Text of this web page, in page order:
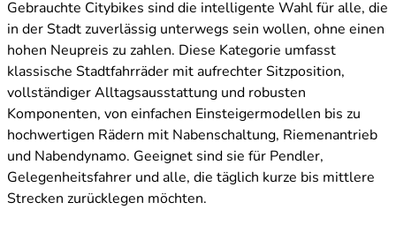
Gebrauchte Citybikes sind die intelligente Wahl für alle, die
in der Stadt zuverlässig unterwegs sein wollen, ohne einen
hohen Neupreis zu zahlen. Diese Kategorie umfasst
klassische Stadtfahrräder mit aufrechter Sitzposition,
vollständiger Alltagsausstattung und robusten
Komponenten, von einfachen Einsteigermodellen bis zu
hochwertigen Rädern mit Nabenschaltung, Riemenantrieb
und Nabendynamo. Geeignet sind sie für Pendler,
Gelegenheitsfahrer und alle, die täglich kurze bis mittlere
Strecken zurücklegen möchten.